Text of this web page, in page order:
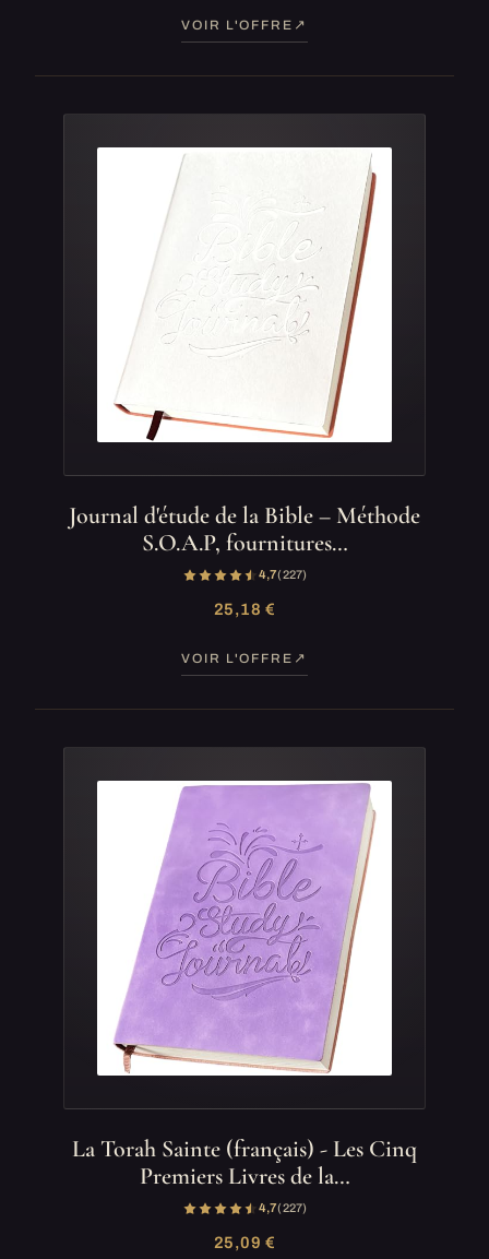
VOIR L'OFFRE
Journal d'étude de la Bible – Méthode
S.O.A.P, fournitures…
4,7(227)
25,18 €
VOIR L'OFFRE
La Torah Sainte (français) - Les Cinq
Premiers Livres de la…
4,7(227)
25,09 €